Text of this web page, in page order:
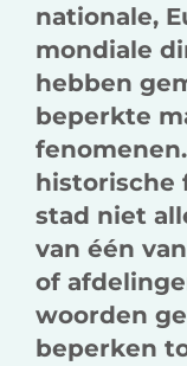
nationale,
mondiale
hebben
beperkte
historische
stad niet
van één
of
woorden
beperken